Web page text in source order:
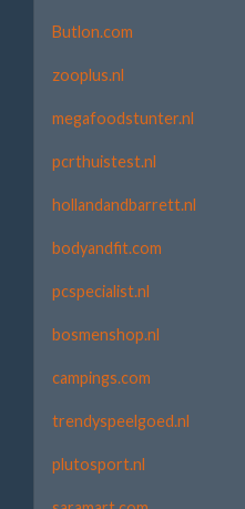
Butlon.com
zooplus.nl
megafoodstunter.nl
pcrthuistest.nl
hollandandbarrett.nl
bodyandfit.com
pcspecialist.nl
bosmenshop.nl
campings.com
trendyspeelgoed.nl
plutosport.nl